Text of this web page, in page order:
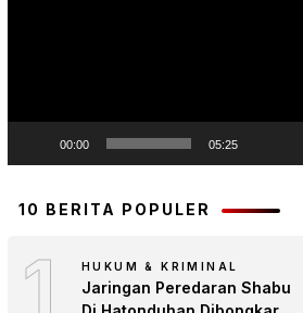
00:00 05:25
10 BERITA POPULER
1 HUKUM & KRIMINAL
Jaringan Peredaran Shabu